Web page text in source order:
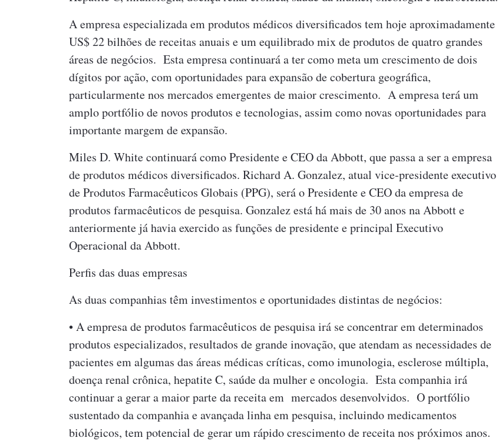
A empresa especializada em produtos médicos diversificados tem hoje aproximadamente
US$ 22 bilhões de receitas anuais e um equilibrado mix de produtos de quatro grandes
áreas de negócios. Esta empresa continuará a ter como meta um crescimento de dois
dígitos por ação, com oportunidades para expansão de cobertura geográfica,
particularmente nos mercados emergentes de maior crescimento. A empresa terá um
amplo portfólio de novos produtos e tecnologias, assim como novas oportunidades para
importante margem de expansão.
Miles D. White continuará como Presidente e CEO da Abbott, que passa a ser a empresa
de produtos médicos diversificados. Richard A. Gonzalez, atual vice-presidente executivo
de Produtos Farmacêuticos Globais (PPG), será o Presidente e CEO da empresa de
produtos farmacêuticos de pesquisa. Gonzalez está há mais de 30 anos na Abbott e
anteriormente já havia exercido as funções de presidente e principal Executivo
Operacional da Abbott.
Perfis das duas empresas
As duas companhias têm investimentos e oportunidades distintas de negócios:
• A empresa de produtos farmacêuticos de pesquisa irá se concentrar em determinados
produtos especializados, resultados de grande inovação, que atendam as necessidades de
pacientes em algumas das áreas médicas críticas, como imunologia, esclerose múltipla,
doença renal crônica, hepatite C, saúde da mulher e oncologia. Esta companhia irá
continuar a gerar a maior parte da receita em mercados desenvolvidos. O portfólio
sustentado da companhia e avançada linha em pesquisa, incluindo medicamentos
biológicos, tem potencial de gerar um rápido crescimento de receita nos próximos anos.